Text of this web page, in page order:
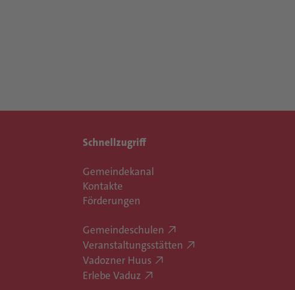
Schnellzugriff
Gemeindekanal
Kontakte
Förderungen
Gemeindeschulen
Veranstaltungsstätten
Vadozner Huus
Erlebe Vaduz